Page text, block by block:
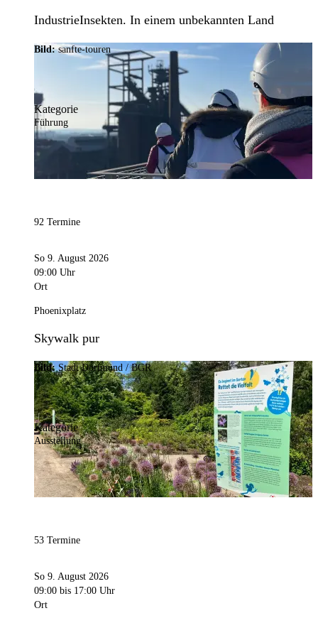
IndustrieInsekten. In einem unbekannten Land
Bild:sanfte-touren
Kategorie
Führung
92 Termine
So 9. August 2026
09:00 Uhr
Ort
Phoenixplatz
Skywalk pur
Bild: Stadt Dortmund / BGR
Kategorie
Ausstellung
53 Termine
So 9. August 2026
09:00 bis 17:00 Uhr
Ort